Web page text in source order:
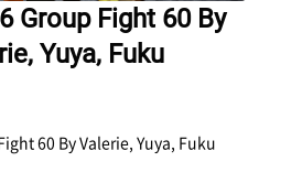
Group Fight 60 By
Yuya, Fuku
60 By Valerie, Yuya, Fuku